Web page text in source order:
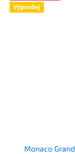
Výprodej
Monaco